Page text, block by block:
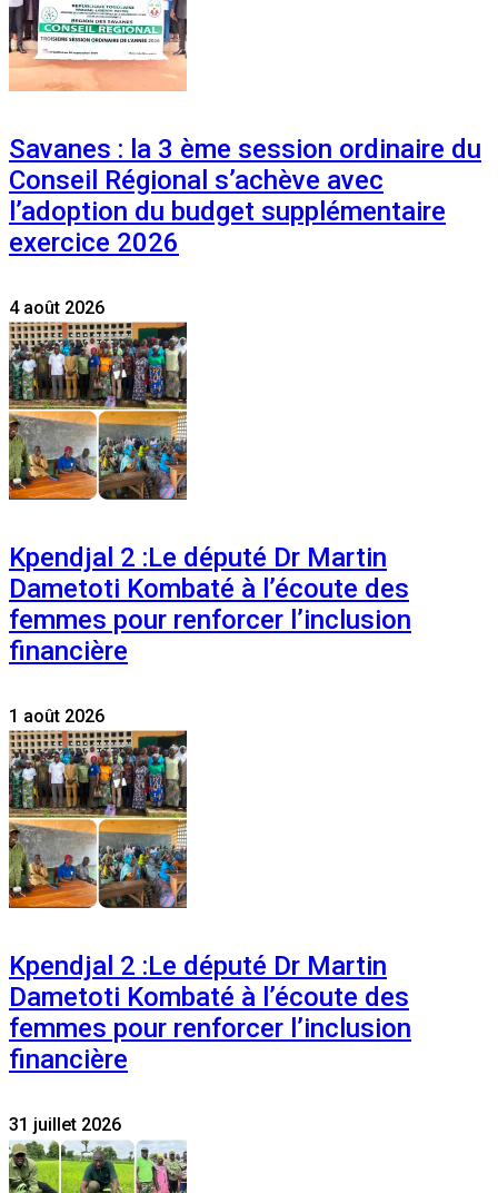
Savanes : la 3 ème session ordinaire du
Conseil Régional s’achève avec
l’adoption du budget supplémentaire
exercice 2026
4 août 2026
Kpendjal 2 :Le député Dr Martin
Dametoti Kombaté à l’écoute des
femmes pour renforcer l’inclusion
financière
1 août 2026
Kpendjal 2 :Le député Dr Martin
Dametoti Kombaté à l’écoute des
femmes pour renforcer l’inclusion
financière
31 juillet 2026